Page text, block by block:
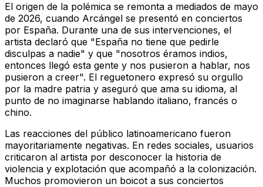
El origen de la polémica se remonta a mediados de mayo
de 2026, cuando Arcángel se presentó en conciertos
por España. Durante una de sus intervenciones, el
artista declaró que "España no tiene que pedirle
disculpas a nadie" y que "nosotros éramos indios,
entonces llegó esta gente y nos pusieron a hablar, nos
pusieron a creer". El reguetonero expresó su orgullo
por la madre patria y aseguró que ama su idioma, al
punto de no imaginarse hablando italiano, francés o
chino.
Las reacciones del público latinoamericano fueron
mayoritariamente negativas. En redes sociales, usuarios
criticaron al artista por desconocer la historia de
violencia y explotación que acompañó a la colonización.
Muchos promovieron un boicot a sus conciertos